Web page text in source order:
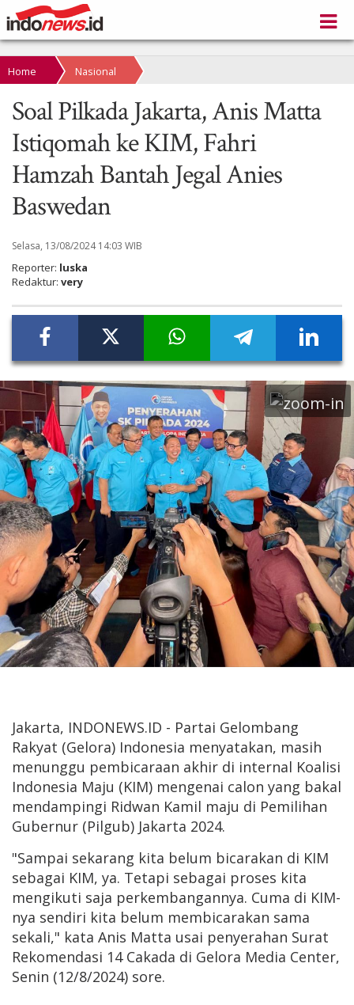
Home Nasional
Soal Pilkada Jakarta, Anis Matta
Istiqomah ke KIM, Fahri
Hamzah Bantah Jegal Anies
Baswedan
Selasa, 13/08/2024 14:03 WIB
Reporter: luska
Redaktur: very
Jakarta, INDONEWS.ID - Partai Gelombang
Rakyat (Gelora) Indonesia menyatakan, masih
menunggu pembicaraan akhir di internal Koalisi
Indonesia Maju (KIM) mengenai calon yang bakal
mendampingi Ridwan Kamil maju di Pemilihan
Gubernur (Pilgub) Jakarta 2024.
"Sampai sekarang kita belum bicarakan di KIM
sebagai KIM, ya. Tetapi sebagai proses kita
mengikuti saja perkembangannya. Cuma di KIM-
nya sendiri kita belum membicarakan sama
sekali," kata Anis Matta usai penyerahan Surat
Rekomendasi 14 Cakada di Gelora Media Center,
Senin (12/8/2024) sore.